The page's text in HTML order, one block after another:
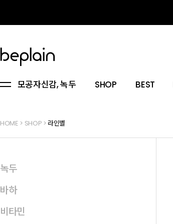
모공자신감, 녹두 SHOP BEST
HOME > SHOP > 라인별
녹두
바하
비타민